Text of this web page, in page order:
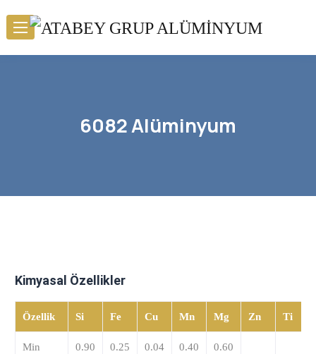
6082 Alüminyum
Kimyasal Özellikler
Özellik Si Fe Cu Mn Mg Zn Ti
Min 0.90 0.25 0.04 0.40 0.60